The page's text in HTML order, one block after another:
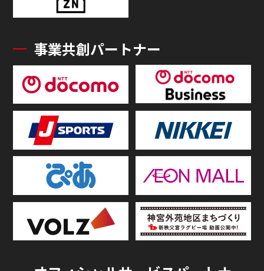
事業共創パートナー